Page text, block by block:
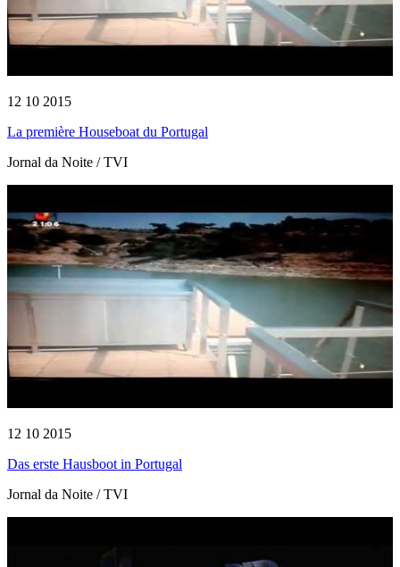
12 10 2015
La première Houseboat du Portugal
Jornal da Noite / TVI
12 10 2015
Das erste Hausboot in Portugal
Jornal da Noite / TVI